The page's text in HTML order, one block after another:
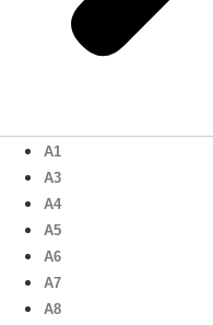
A1
A3
A4
A5
A6
A7
A8